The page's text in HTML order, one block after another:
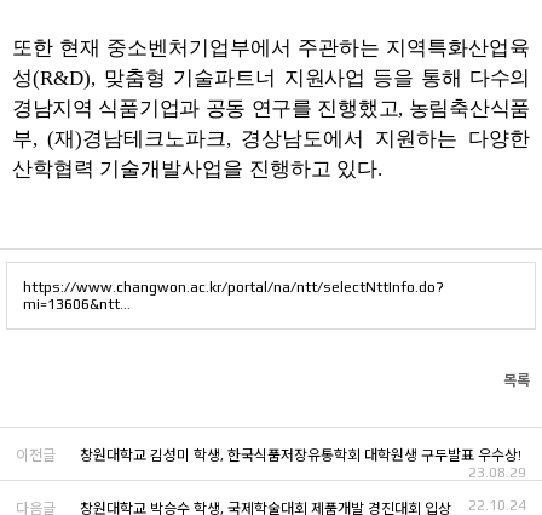
또한 현재 중소벤처기업부에서 주관하는 지역특화산업육
성(R&D), 맞춤형 기술파트너 지원사업 등을 통해 다수의
경남지역 식품기업과 공동 연구를 진행했고, 농림축산식품
부, (재)경남테크노파크, 경상남도에서 지원하는 다양한
산학협력 기술개발사업을 진행하고 있다.
https://www.changwon.ac.kr/portal/na/ntt/selectNttInfo.do?
mi=13606&ntt…
목록
이전글
창원대학교 김성미 학생, 한국식품저장유통학회 대학원생 구두발표 우수상!
23.08.29
다음글 창원대학교 박승수 학생, 국제학술대회 제품개발 경진대회 입상 22.10.24